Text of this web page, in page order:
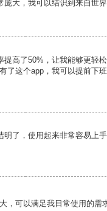
大，我可以结识到来自世界
高了50%，让我能够更轻松
了这个app，我可以提前下
明了，使用起来非常容易上
，可以满足我日常使用的需